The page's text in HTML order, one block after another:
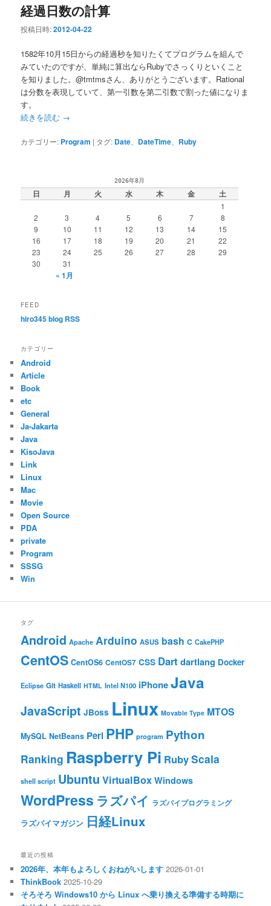
経過日数の計算
投稿日時:2012-04-22
1582年10月15日からの経過秒を知りたくてプログラムを組んで
みていたのですが、単純に算出ならRubyでさっくりといくこと
を知りました。@tmtmsさん、ありがとうございます。Rational
は分数を表現していて、第一引数を第二引数で割った値になりま
す。
続きを読む →
カテゴリー: Program | タグ: Date、 DateTime、 Ruby
2026年8月
日 月 火 水 木 金 土
1
2
3 4 5 6 7
8
9
10 11 12 13 14
15
16
17 18 19 20 21
22
23
24 25 26 27 28
29
30
31
« 1月
FEED
hiro345 blog RSS
カテゴリー
Android
Article
Book
etc
General
Ja-Jakarta
Java
KisoJava
Link
Linux
Mac
Movie
Open Source
PDA
private
Program
SSSG
Win
タグ
Android Apache Arduino ASUS bash C CakePHP
CentOS CentOS6 CentOS7 CSS Dart dartlang Docker
Eclipse Git Haskell HTML Intel N100 iPhoneJava
JavaScript JBoss Linux Movable Type MTOS
MySQL NetBeans Perl PHP program Python
Ranking Raspberry Pi RubyScala
shell script Ubuntu VirtualBox Windows
WordPress ラズパイ ラズパイプログラミング
ラズパイマガジン 日経Linux
最近の投稿
2026年、本年もよろしくおねがいします 2026-01-01
ThinkBook 2025-10-29
そろそろ Windows10 から Linux へ乗り換える準備する時期に